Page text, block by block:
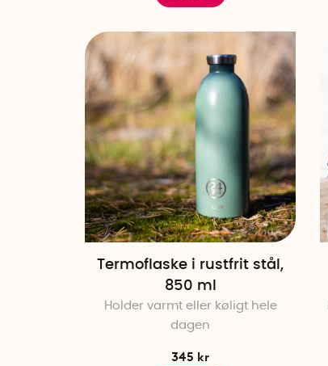
Termoflaske i rustfrit stål,
850 ml
Holder varmt eller køligt hele
dagen
345 kr